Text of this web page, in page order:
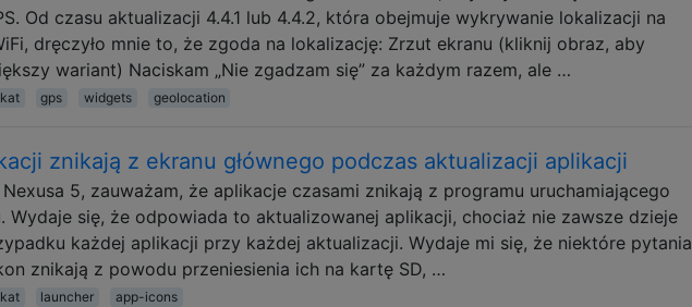
Od czasu aktualizacji 4.4.1 lub 4.4.2, która obejmuje wykrywanie lokalizacji na
dręczyło mnie to, że zgoda na lokalizację: Zrzut ekranu (kliknij obraz, aby
wariant) Naciskam „Nie zgadzam się” za każdym razem, ale …
gps widgets geolocation
znikają z ekranu głównego podczas aktualizacji aplikacji
5, zauważam, że aplikacje czasami znikają z programu uruchamiającego
Wydaje się, że odpowiada to aktualizowanej aplikacji, chociaż nie zawsze dzieje
każdej aplikacji przy każdej aktualizacji. Wydaje mi się, że niektóre pytania
znikają z powodu przeniesienia ich na kartę SD, …
launcher app-icons